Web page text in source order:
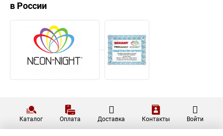
в России
Каталог Оплата Доставка Контакты Войти